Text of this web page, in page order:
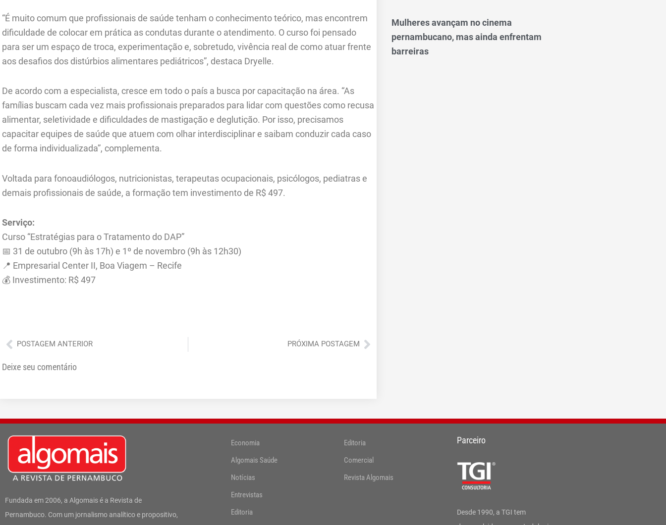
“É muito comum que profissionais de saúde tenham o conhecimento teórico, mas encontrem
dificuldade de colocar em prática as condutas durante o atendimento. O curso foi pensado
para ser um espaço de troca, experimentação e, sobretudo, vivência real de como atuar frente
aos desafios dos distúrbios alimentares pediátricos”, destaca Dryelle.
De acordo com a especialista, cresce em todo o país a busca por capacitação na área. “As
famílias buscam cada vez mais profissionais preparados para lidar com questões como recusa
alimentar, seletividade e dificuldades de mastigação e deglutição. Por isso, precisamos
capacitar equipes de saúde que atuem com olhar interdisciplinar e saibam conduzir cada caso
de forma individualizada”, complementa.
Voltada para fonoaudiólogos, nutricionistas, terapeutas ocupacionais, psicólogos, pediatras e
demais profissionais de saúde, a formação tem investimento de R$ 497.
Serviço:
Curso “Estratégias para o Tratamento do DAP”
📅 31 de outubro (9h às 17h) e 1º de novembro (9h às 12h30)
📍 Empresarial Center II, Boa Viagem – Recife
💰 Investimento: R$ 497
Anterior
POSTAGEM ANTERIOR PRÓXIMA POSTAGEMPróximo
Deixe seu comentário
Mulheres avançam no cinema
pernambucano, mas ainda enfrentam
barreiras
Fundada em 2006, a Algomais é a Revista de
Pernambuco. Com um jornalismo analítico e propositivo,
Economia
Algomais Saúde
Notícias
Entrevistas
Editoria
Editoria
Comercial
Revista Algomais
Parceiro
Desde 1990, a TGI tem